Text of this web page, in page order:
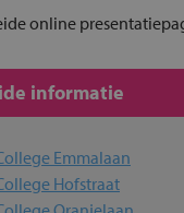
online
informatie
Emmalaan
Hofstraat